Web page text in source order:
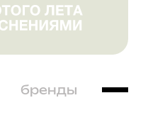
бренды